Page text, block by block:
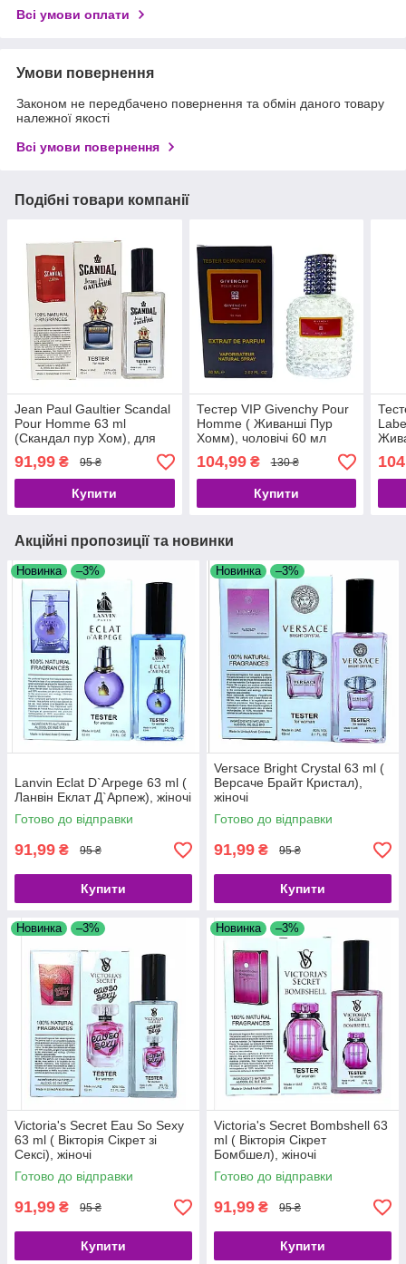
Всі умови оплати
Умови повернення
Законом не передбачено повернення та обмін даного товару
належної якості
Всі умови повернення
Подібні товари компанії
Jean Paul Gaultier Scandal
Pour Homme 63 ml
(Скандал пур Хом), для
91,99 ₴ 95 ₴
Купити
Тестер VIP Givenchy Pour
Homme ( Живанші Пур
Хомм), чоловічі 60 мл
104,99₴ 130 ₴
Купити
Акційні пропозиції та новинки
Новинка –3%
Lanvin Eclat D`Arpege 63 ml (
Ланвін Еклат Д`Арпеж), жіночі
Готово до відправки
91,99 ₴ 95 ₴
Купити
Новинка –3%
Versace Bright Crystal 63 ml (
Версаче Брайт Кристал),
жіночі
Готово до відправки
91,99 ₴ 95 ₴
Купити
Новинка –3%
Victoria's Secret Eau So Sexy
63 ml ( Вікторія Сікрет зі
Сексі), жіночі
Готово до відправки
91,99 ₴ 95 ₴
Купити
Новинка –3%
Victoria's Secret Bombshell 63
ml ( Вікторія Сікрет
Бомбшел), жіночі
Готово до відправки
91,99 ₴ 95 ₴
Купити